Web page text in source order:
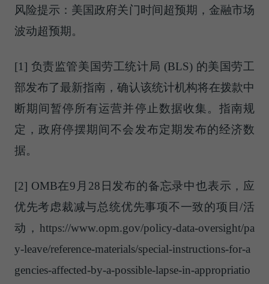
风险提示：美国政府关门时间超预期，金融市场
波动超预期。
[1] 负责监管美国劳工统计局 (BLS) 的美国劳工
部发布了最新指南，确认该统计机构将在拨款中
断期间暂停所有运营并停止数据收集。指南规
定，政府停摆期间不会发布定期发布的经济数
据。
[2] OMB在9月28日发布的备忘录中也表示，应
优先考虑裁减与总统优先事项不一致的项目/活
动，https://www.opm.gov/policy-data-oversight/pa
y-leave/reference-materials/special-instructions-for-a
gencies-affected-by-a-possible-lapse-in-appropriatio